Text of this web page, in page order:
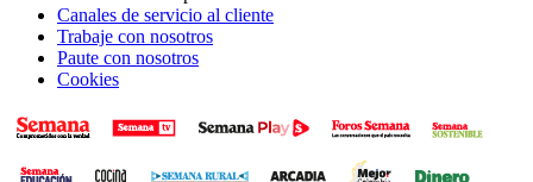
Canales de servicio al cliente
Trabaje con nosotros
Paute con nosotros
Cookies